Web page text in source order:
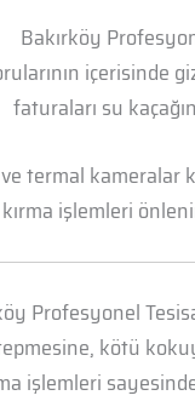
Bakırköy
faturaları su
termal
işlemleri
Profesyonel
kötü
işlemleri